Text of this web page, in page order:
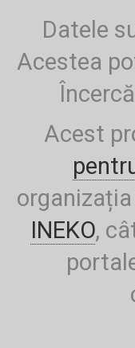
Datele
Acestea
Acest
INEKO,